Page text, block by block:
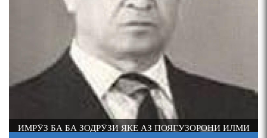
4-уми декабр- зодрӯзи
шоири абадзинда Абулқосим
Лоҳутӣ
АБАРМАРДИ ИЛМИ ЗАБОНШИНОСИИ ТОҶИК